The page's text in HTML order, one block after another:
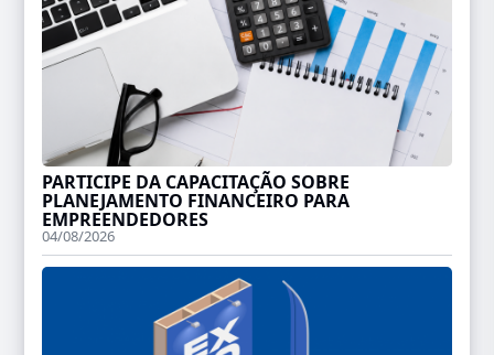
PARTICIPE DA CAPACITAÇÃO SOBRE
PLANEJAMENTO FINANCEIRO PARA
EMPREENDEDORES
04/08/2026